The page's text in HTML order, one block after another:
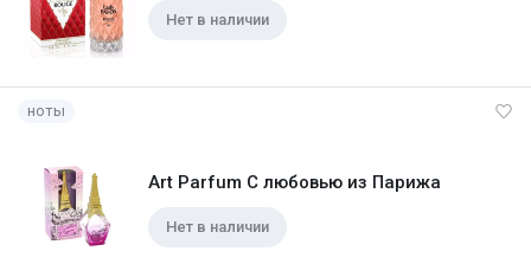
Нет в наличии
ноты
Art Parfum С любовью из Парижа
Нет в наличии